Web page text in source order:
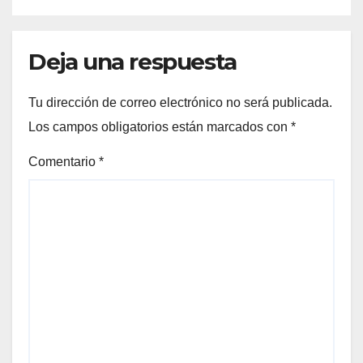
Deja una respuesta
Tu dirección de correo electrónico no será publicada.
Los campos obligatorios están marcados con *
Comentario *